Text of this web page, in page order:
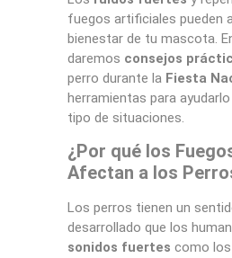
fuegos artificiales pueden
bienestar de tu mascota.
daremos consejos
perro durante la Fiesta
herramientas para
tipo de situaciones.
¿Por qué los
Afectan a los
Los perros tienen un
desarrollado que los
sonidos fuertes como